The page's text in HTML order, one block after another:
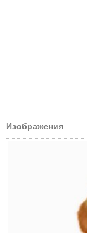
Изображения